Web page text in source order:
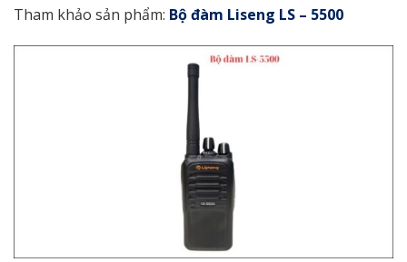
Tham khảo sản phẩm: Bộ đàm Liseng LS – 5500